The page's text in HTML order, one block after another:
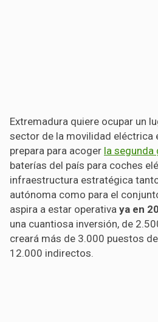
Extremadura quiere ocupar un
sector de la movilidad eléctrica
prepara para acoger la
baterías del país para coches
infraestructura estratégica
autónoma como para el
aspira a estar operativa ya en
una cuantiosa inversión, de
creará más de 3.000 puestos
12.000 indirectos.